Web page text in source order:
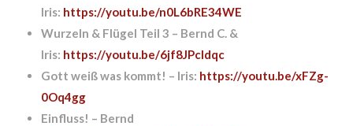
Iris: https://youtu.be/n0L6bRE34WE
Wurzeln & Flügel Teil 3 – Bernd C. &
Iris: https://youtu.be/6jf8JPcIdqc
Gott weiß was kommt! – Iris: https://youtu.be/xFZg-
0Oq4gg
Einfluss! – Bernd